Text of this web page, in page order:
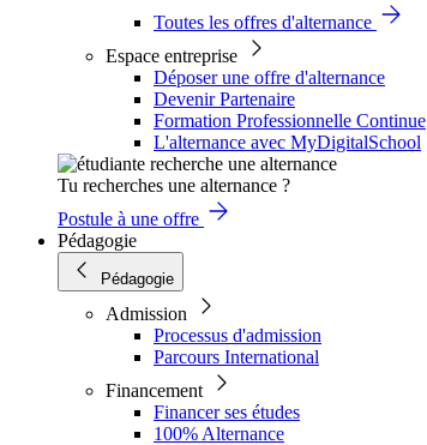
Toutes les offres d'alternance
Espace entreprise
Déposer une offre d'alternance
Devenir Partenaire
Formation Professionnelle Continue
L'alternance avec MyDigitalSchool
Tu recherches une alternance ?
Postule à une offre
Pédagogie
Pédagogie
Admission
Processus d'admission
Parcours International
Financement
Financer ses études
100% Alternance